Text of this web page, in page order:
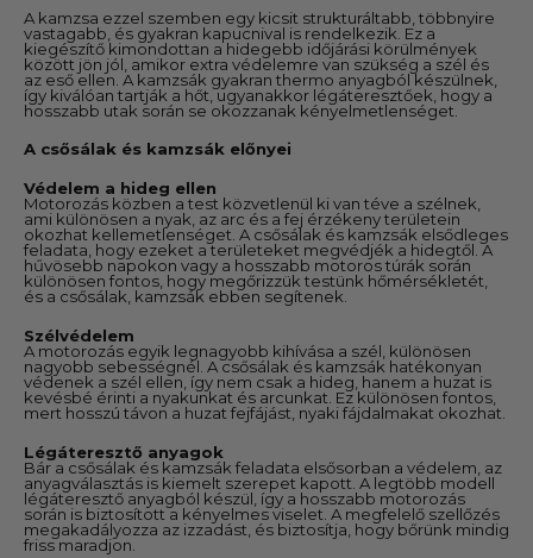
A kamzsa ezzel szemben egy kicsit strukturáltabb, többnyire
vastagabb, és gyakran kapucnival is rendelkezik. Ez a
kiegészítő kimondottan a hidegebb időjárási körülmények
között jön jól, amikor extra védelemre van szükség a szél és
az eső ellen. A kamzsák gyakran thermo anyagból készülnek,
így kiválóan tartják a hőt, ugyanakkor légáteresztőek, hogy a
hosszabb utak során se okozzanak kényelmetlenséget.
A csősálak és kamzsák előnyei
Védelem a hideg ellen
Motorozás közben a test közvetlenül ki van téve a szélnek,
ami különösen a nyak, az arc és a fej érzékeny területein
okozhat kellemetlenséget. A csősálak és kamzsák elsődleges
feladata, hogy ezeket a területeket megvédjék a hidegtől. A
hűvösebb napokon vagy a hosszabb motoros túrák során
különösen fontos, hogy megőrizzük testünk hőmérsékletét,
és a csősálak, kamzsák ebben segítenek.
Szélvédelem
A motorozás egyik legnagyobb kihívása a szél, különösen
nagyobb sebességnél. A csősálak és kamzsák hatékonyan
védenek a szél ellen, így nem csak a hideg, hanem a huzat is
kevésbé érinti a nyakunkat és arcunkat. Ez különösen fontos,
mert hosszú távon a huzat fejfájást, nyaki fájdalmakat okozhat.
Légáteresztő anyagok
Bár a csősálak és kamzsák feladata elsősorban a védelem, az
anyagválasztás is kiemelt szerepet kapott. A legtöbb modell
légáteresztő anyagból készül, így a hosszabb motorozás
során is biztosított a kényelmes viselet. A megfelelő szellőzés
megakadályozza az izzadást, és biztosítja, hogy bőrünk mindig
friss maradjon.